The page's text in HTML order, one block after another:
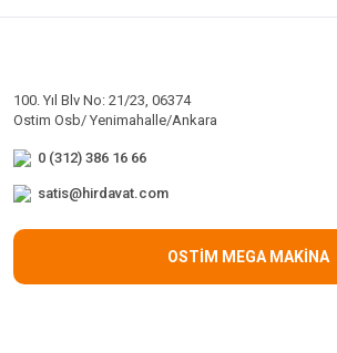
100. Yıl Blv No: 21/23, 06374
Ostim Osb/ Yenimahalle/Ankara
0 (312) 386 16 66
satis@hirdavat.com
OSTİM MEGA MAKİNA